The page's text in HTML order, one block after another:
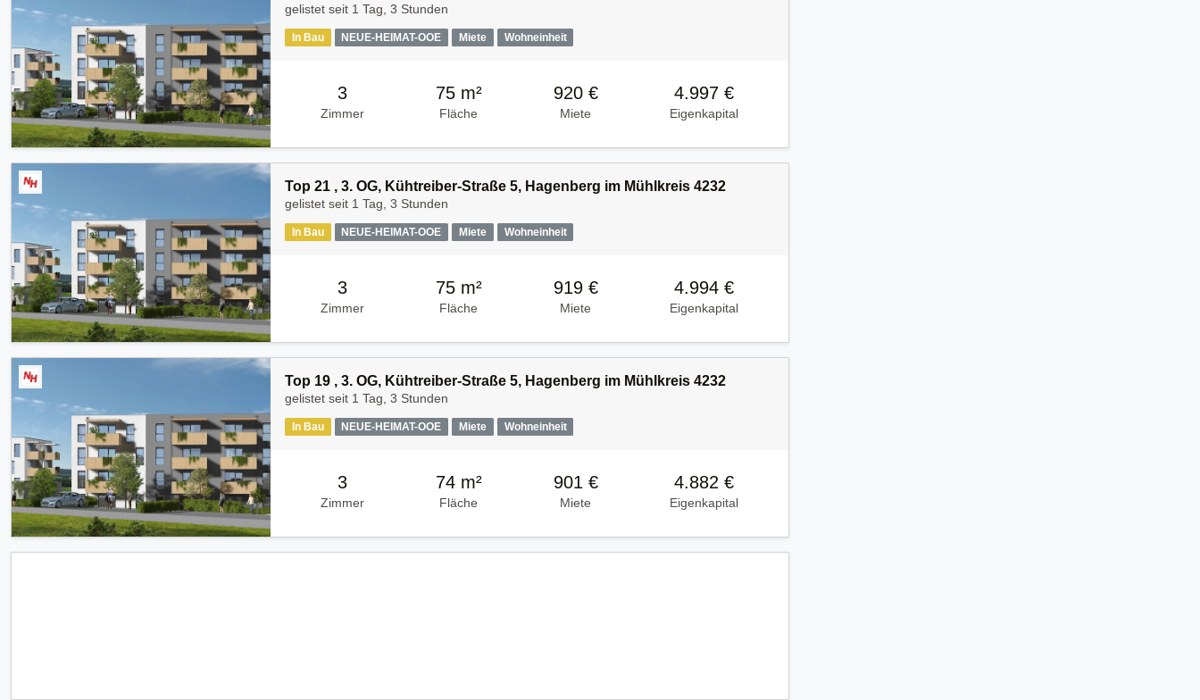
gelistet seit 1 Tag, 3 Stunden
In Bau NEUE-HEIMAT-OOE Miete Wohneinheit
3
Zimmer
75 m²
Fläche
920 €
Miete
4.997 €
Eigenkapital
Top 21 , 3. OG, Kühtreiber-Straße 5, Hagenberg im Mühlkreis 4232
gelistet seit 1 Tag, 3 Stunden
In Bau NEUE-HEIMAT-OOE Miete Wohneinheit
3
Zimmer
75 m²
Fläche
919 €
Miete
4.994 €
Eigenkapital
Top 19 , 3. OG, Kühtreiber-Straße 5, Hagenberg im Mühlkreis 4232
gelistet seit 1 Tag, 3 Stunden
In Bau NEUE-HEIMAT-OOE Miete Wohneinheit
3
Zimmer
74 m²
Fläche
901 €
Miete
4.882 €
Eigenkapital